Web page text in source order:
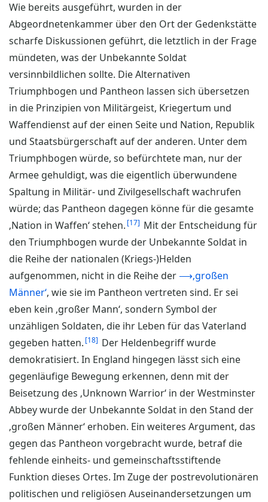
Wie bereits ausgeführt, wurden in der
Abgeordnetenkammer über den Ort der Gedenkstätte
scharfe Diskussionen geführt, die letztlich in der Frage
mündeten, was der Unbekannte Soldat
versinnbildlichen sollte. Die Alternativen
Triumphbogen und Pantheon lassen sich übersetzen
in die Prinzipien von Militärgeist, Kriegertum und
Waffendienst auf der einen Seite und Nation, Republik
und Staatsbürgerschaft auf der anderen. Unter dem
Triumphbogen würde, so befürchtete man, nur der
Armee gehuldigt, was die eigentlich überwundene
Spaltung in Militär- und Zivilgesellschaft wachrufen
würde; das Pantheon dagegen könne für die gesamte
‚Nation in Waffen‘ stehen. 17
Mit der Entscheidung für
den Triumphbogen wurde der Unbekannte Soldat in
die Reihe der nationalen (Kriegs-)Helden
aufgenommen, nicht in die Reihe der ⟶‚großen
Männer‘, wie sie im Pantheon vertreten sind. Er sei
eben kein ‚großer Mann‘, sondern Symbol der
unzähligen Soldaten, die ihr Leben für das Vaterland
gegeben hatten. 18
Der Heldenbegriff wurde
demokratisiert. In England hingegen lässt sich eine
gegenläufige Bewegung erkennen, denn mit der
Beisetzung des ‚Unknown Warrior‘ in der Westminster
Abbey wurde der Unbekannte Soldat in den Stand der
‚großen Männer‘ erhoben. Ein weiteres Argument, das
gegen das Pantheon vorgebracht wurde, betraf die
fehlende einheits- und gemeinschaftsstiftende
Funktion dieses Ortes. Im Zuge der postrevolutionären
politischen und religiösen Auseinandersetzungen um